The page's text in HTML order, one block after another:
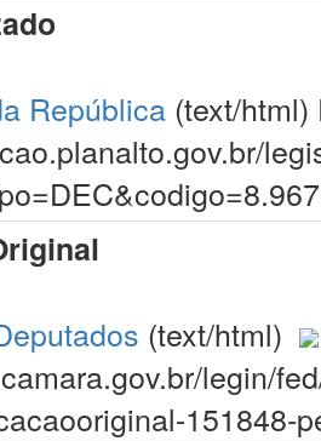
República (text/html)
(text/html)
legin/
151848-